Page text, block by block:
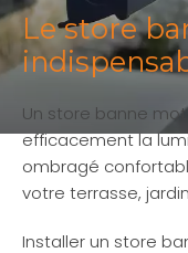
Le store
Un store banne
efficacement la
ombragé
votre terrasse,
Installer un store